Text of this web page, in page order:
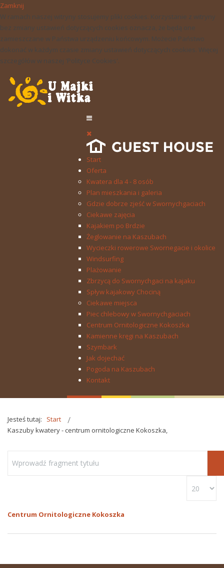
Zamknij
W ramach naszej witryny stosujemy pliki cookies. Korzystanie z witryny
bez zmiany ustawień dotyczących cookies oznacza, że będą one
zamieszczane w Państwa urządzeniu końcowym. Możecie Państwo
dokonać w każdym czasie zmiany ustawień dotyczących cookies. Więcej
szczegółów w naszej 'Polityce Cookies'.
Start
Oferta
Kwatera dla 4 - 8 osób
Plan mieszkania i galeria
Gdzie dobrze zjeść w Swornychgaciach
Ciekawe zajęcia
Kajakiem po Brdzie
Żeglowanie na Kaszubach
Wycieczki rowerowe Swornegacie i okolice
Windsurfing
Plażowanie
Zbrzycą do Swornychgaci na kajaku
Spływ kajakowy Chociną
Ciekawe miejsca
Piec chlebowy w Swornychgaciach
Centrum Ornitologiczne Kokoszka
Kamienne kręgi na Kaszubach
Szymbark
Jak dojechać
Pogoda na Kaszubach
Kontakt
Jesteś tutaj:
Start
Kaszuby kwatery - centrum ornitologiczne Kokoszka,
Centrum Ornitologiczne Kokoszka